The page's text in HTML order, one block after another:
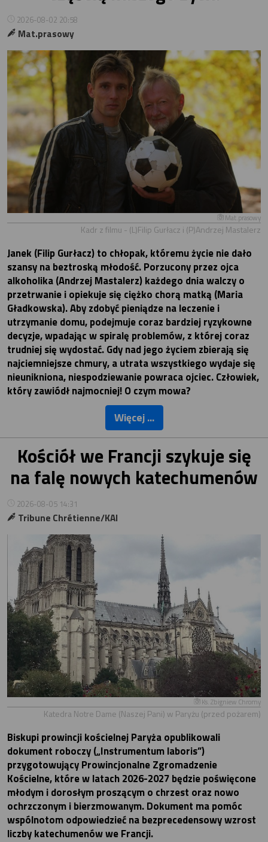
2026-08-02 20:58
Mat.prasowy
Mat.prasowy
Kadr z filmu - (L)Filip Gurłacz i (P)Andrzej Mastalerz
Janek (Filip Gurłacz) to chłopak, któremu życie nie dało
szansy na beztroską młodość. Porzucony przez ojca
alkoholika (Andrzej Mastalerz) każdego dnia walczy o
przetrwanie i opiekuje się ciężko chorą matką (Maria
Gładkowska). Aby zdobyć pieniądze na leczenie i
utrzymanie domu, podejmuje coraz bardziej ryzykowne
decyzje, wpadając w spiralę problemów, z której coraz
trudniej się wydostać. Gdy nad jego życiem zbierają się
najciemniejsze chmury, a utrata wszystkiego wydaje się
nieunikniona, niespodziewanie powraca ojciec. Człowiek,
który zawiódł najmocniej! O czym mowa?
Więcej ...
Kościół we Francji szykuje się
na falę nowych katechumenów
2026-08-05 14:31
Tribune Chrétienne/KAI
Ks. Zbigniew Chromy
Katedra Notre Dame (Naszej Pani) w Paryżu (przed pożarem)
Biskupi prowincji kościelnej Paryża opublikowali
dokument roboczy („Instrumentum laboris”)
przygotowujący Prowincjonalne Zgromadzenie
Kościelne, które w latach 2026-2027 będzie poświęcone
młodym i dorosłym proszącym o chrzest oraz nowo
ochrzczonym i bierzmowanym. Dokument ma pomóc
wspólnotom odpowiedzieć na bezprecedensowy wzrost
liczby katechumenów we Francji.